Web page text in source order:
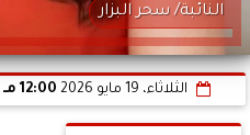
النائبة/ سحر البزار
الثلاثاء، 19 مايو 2026 12:00 مـ